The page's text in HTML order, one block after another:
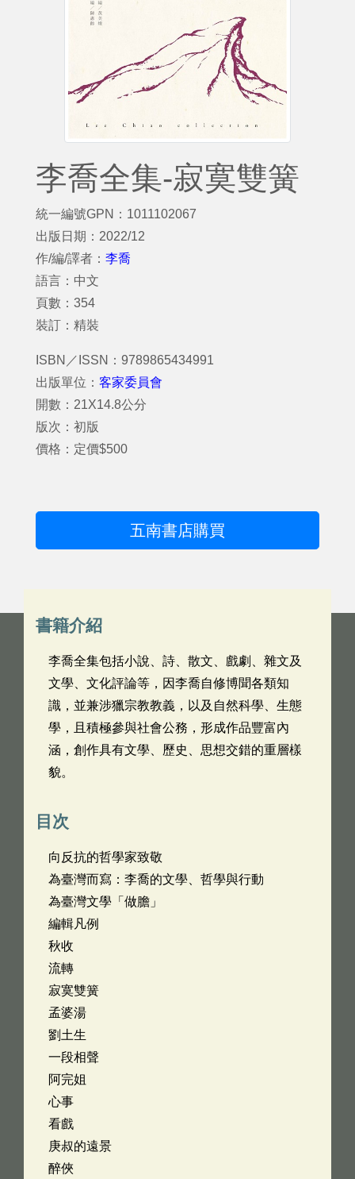
李喬全集-寂寞雙簧
統一編號GPN：1011102067
出版日期：2022/12
作/編/譯者： 李喬
語言：中文
頁數：354
裝訂：精裝
ISBN／ISSN：9789865434991
出版單位： 客家委員會
開數：21X14.8公分
版次：初版
價格：定價$500
五南書店購買
書籍介紹
李喬全集包括小說、詩、散文、戲劇、雜文及
文學、文化評論等，因李喬自修博聞各類知
識，並兼涉獵宗教教義，以及自然科學、生態
學，且積極參與社會公務，形成作品豐富內
涵，創作具有文學、歷史、思想交錯的重層樣
貌。
目次
向反抗的哲學家致敬
為臺灣而寫：李喬的文學、哲學與行動
為臺灣文學「做膽」
編輯凡例
秋收
流轉
寂寞雙簧
孟婆湯
劉土生
一段相聲
阿完姐
心事
看戲
庚叔的遠景
醉俠